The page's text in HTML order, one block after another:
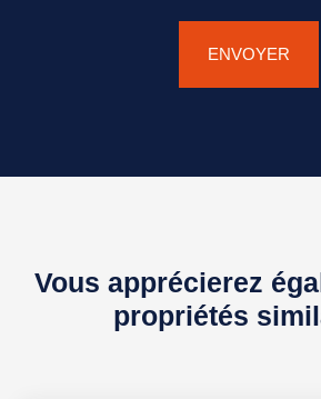
ENVOYER
Vous apprécierez
propriétés